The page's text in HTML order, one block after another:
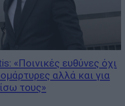
«Ποινικές ευθύνες όχι
αλλά και για
τους»